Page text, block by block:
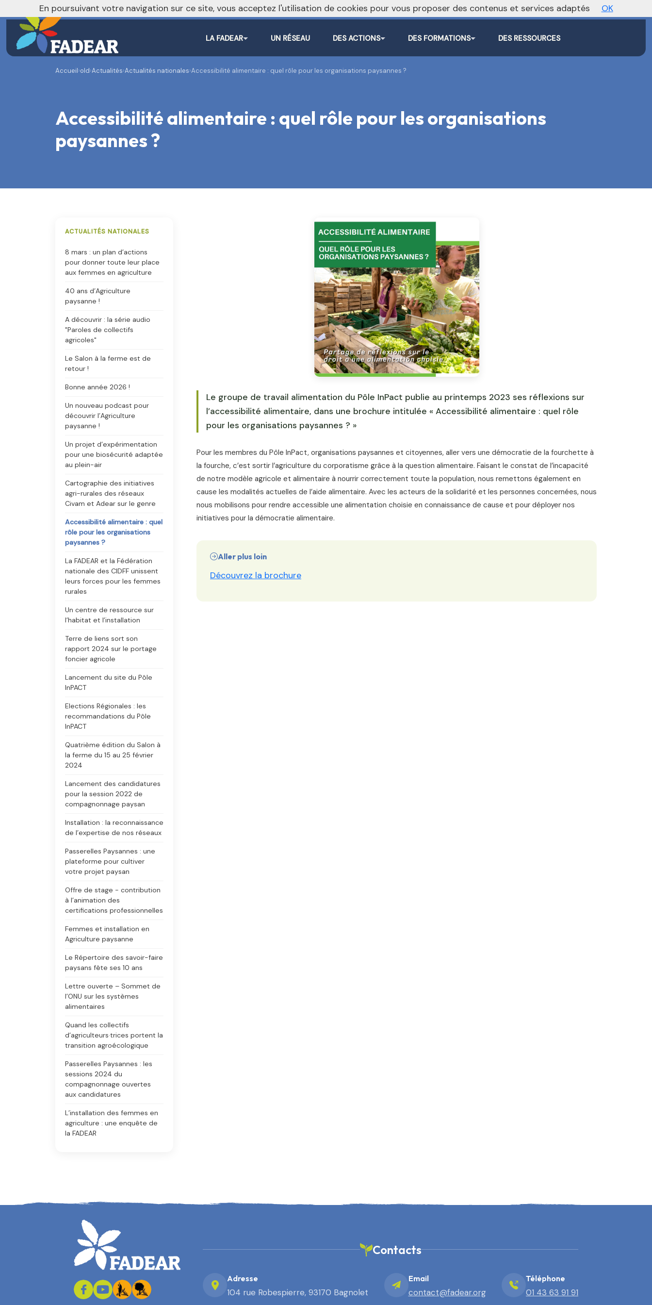
AgendaAnnoncesActualités
LA FADEAR UN RÉSEAU DES ACTIONS DES FORMATIONS DES RESSOURCES
Accueil›old›Actualités›Actualités nationales›Accessibilité alimentaire : quel rôle pour les organisations paysannes ?
Accessibilité alimentaire : quel rôle pour les organisations
paysannes ?
ACTUALITÉS NATIONALES
8 mars : un plan d’actions
pour donner toute leur place
aux femmes en agriculture
40 ans d’Agriculture
paysanne !
A découvrir : la série audio
"Paroles de collectifs
agricoles"
Le Salon à la ferme est de
retour !
Bonne année 2026 !
Un nouveau podcast pour
découvrir l’Agriculture
paysanne !
Un projet d’expérimentation
pour une biosécurité adaptée
au plein-air
Cartographie des initiatives
agri-rurales des réseaux
Civam et Adear sur le genre
Accessibilité alimentaire : quel
rôle pour les organisations
paysannes ?
La FADEAR et la Fédération
nationale des CIDFF unissent
leurs forces pour les femmes
rurales
Un centre de ressource sur
l’habitat et l’installation
Terre de liens sort son
rapport 2024 sur le portage
foncier agricole
Lancement du site du Pôle
InPACT
Elections Régionales : les
recommandations du Pôle
InPACT
Quatrième édition du Salon à
la ferme du 15 au 25 février
2024
Lancement des candidatures
pour la session 2022 de
compagnonnage paysan
Installation : la reconnaissance
de l’expertise de nos réseaux
Passerelles Paysannes : une
plateforme pour cultiver
votre projet paysan
Offre de stage - contribution
à l’animation des
certifications professionnelles
Femmes et installation en
Agriculture paysanne
Le Répertoire des savoir-faire
paysans fête ses 10 ans
Lettre ouverte – Sommet de
l’ONU sur les systèmes
alimentaires
Quand les collectifs
d’agriculteurs·trices portent la
transition agroécologique
Passerelles Paysannes : les
sessions 2024 du
compagnonnage ouvertes
aux candidatures
L’installation des femmes en
agriculture : une enquête de
la FADEAR
Le groupe de travail alimentation du Pôle InPact publie au printemps 2023 ses réflexions sur
l’accessibilité alimentaire, dans une brochure intitulée « Accessibilité alimentaire : quel rôle
pour les organisations paysannes ? »
Pour les membres du Pôle InPact, organisations paysannes et citoyennes, aller vers une démocratie de la fourchette à
la fourche, c’est sortir l’agriculture du corporatisme grâce à la question alimentaire. Faisant le constat de l’incapacité
de notre modèle agricole et alimentaire à nourrir correctement toute la population, nous remettons également en
cause les modalités actuelles de l’aide alimentaire. Avec les acteurs de la solidarité et les personnes concernées, nous
nous mobilisons pour rendre accessible une alimentation choisie en connaissance de cause et pour déployer nos
initiatives pour la démocratie alimentaire.
Aller plus loin
Découvrez la brochure
Contacts
Adresse
104 rue Robespierre, 93170 Bagnolet
Email
contact@fadear.org
Téléphone
01 43 63 91 91
En poursuivant votre navigation sur ce site, vous acceptez l'utilisation de cookies pour vous proposer des contenus et services adaptés OK